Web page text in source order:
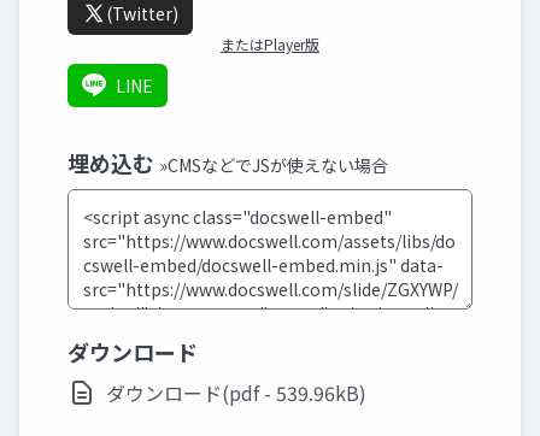
(Twitter)
またはPlayer版
LINE
埋め込む »CMSなどでJSが使えない場合
ダウンロード
ダウンロード(pdf - 539.96kB)